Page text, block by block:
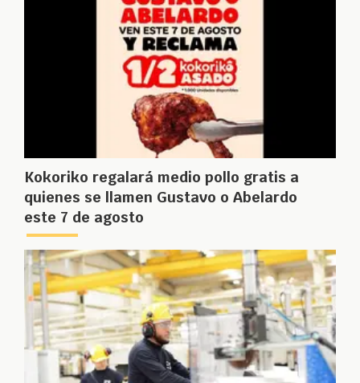
Kokoriko regalará medio pollo gratis a
quienes se llamen Gustavo o Abelardo
este 7 de agosto